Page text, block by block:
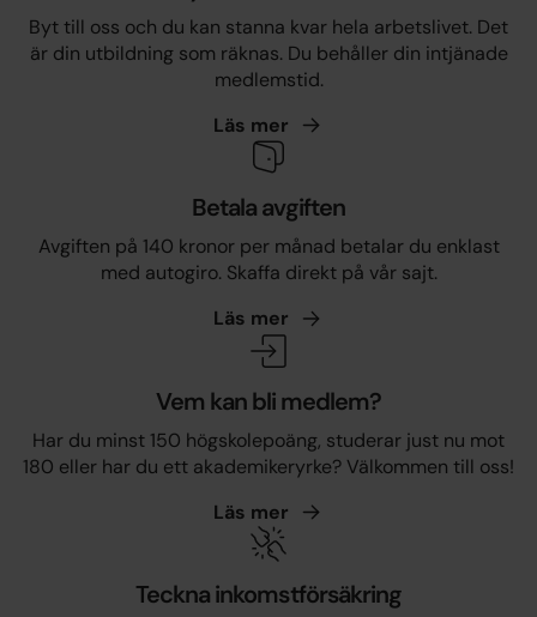
Byt till oss och du kan stanna kvar hela arbetslivet. Det
är din utbildning som räknas. Du behåller din intjänade
medlemstid.
Läs mer
Betala avgiften
Avgiften på 140 kronor per månad betalar du enklast
med autogiro. Skaffa direkt på vår sajt.
Läs mer
Vem kan bli medlem?
Har du minst 150 högskolepoäng, studerar just nu mot
180 eller har du ett akademikeryrke? Välkommen till oss!
Läs mer
Teckna inkomstförsäkring